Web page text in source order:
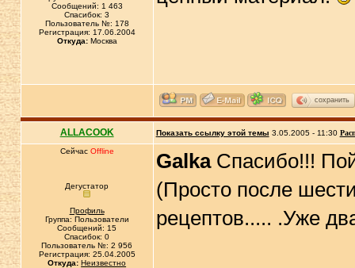
Сообщений: 1 463
Спасибок: 3
Пользователь №: 178
Регистрация: 17.06.2004
Откуда:Москва
сохранить
ALLACOOK Показать ссылку этой темы 3.05.2005 - 11:30
Сейчас Offline
Дегустатор
Профиль
Группа: Пользователи
Сообщений: 15
Спасибок: 0
Пользователь №: 2 956
Регистрация: 25.04.2005
Откуда: Неизвестно
GalkaСпасибо!!!
(Просто после
рецептов..... .Уже